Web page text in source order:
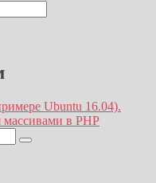
Ubuntu 16.04).
в PHP